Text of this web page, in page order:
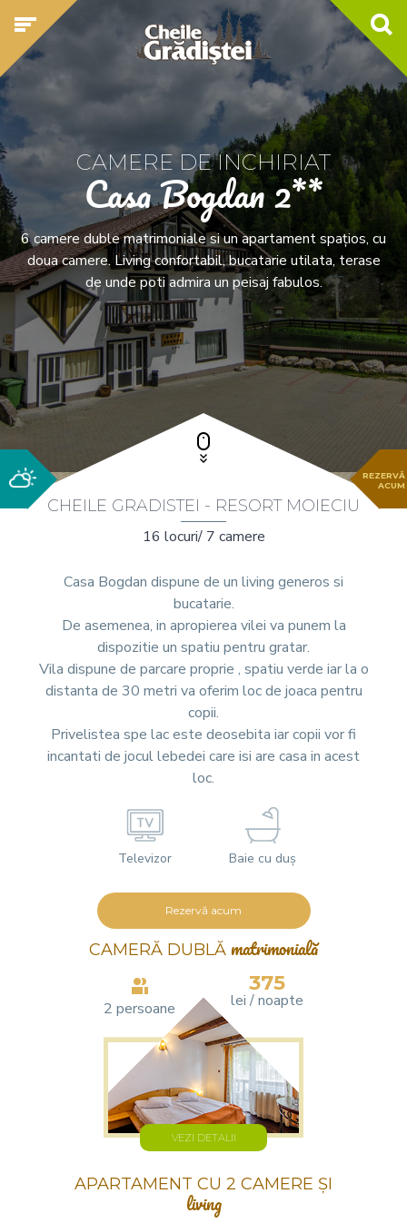
REZERVĂ
ACUM
CAMERE DE INCHIRIAT
Casa Bogdan 2**
6 camere duble matrimoniale si un apartament spațios, cu
doua camere. Living confortabil, bucatarie utilata, terase
de unde poti admira un peisaj fabulos.
CHEILE GRADISTEI - RESORT MOIECIU
16 locuri/ 7 camere
Casa Bogdan dispune de un living generos si
bucatarie.
De asemenea, in apropierea vilei va punem la
dispozitie un spatiu pentru gratar.
Vila dispune de parcare proprie , spatiu verde iar la o
distanta de 30 metri va oferim loc de joaca pentru
copii.
Privelistea spe lac este deosebita iar copii vor fi
incantati de jocul lebedei care isi are casa in acest
loc.
Televizor Baie cu duș
Rezervă acum
CAMERĂ DUBLĂ matrimonială
2 persoane
375
lei / noapte
VEZI DETALII
APARTAMENT CU 2 CAMERE ȘI
living